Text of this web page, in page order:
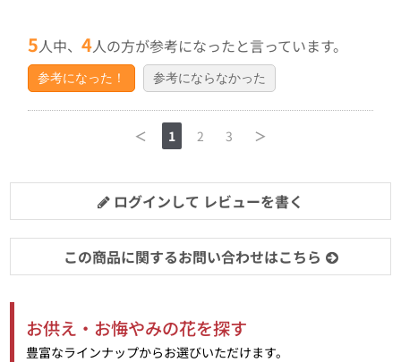
5人中、4人の方が参考になったと言っています。
参考になった！ 参考にならなかった
＜ 1 2 3 ＞
ログインして レビューを書く
この商品に関するお問い合わせはこちら
お供え・お悔やみの花を探す
豊富なラインナップからお選びいただけます。